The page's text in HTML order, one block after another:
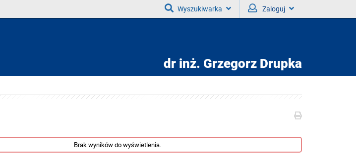
Wyszukiwarka Zaloguj
dr inż. Grzegorz Drupka
Brak wyników do wyświetlenia.